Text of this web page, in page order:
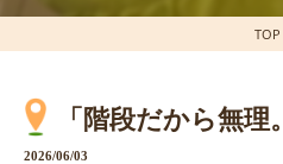
TOP
「階段だから無理。
2026/06/03